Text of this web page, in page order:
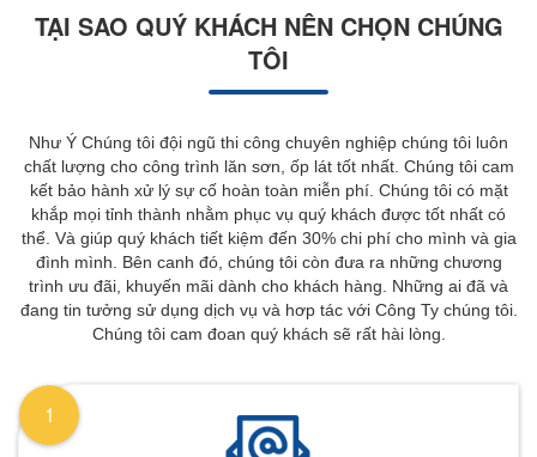
TẠI SAO QUÝ KHÁCH NÊN CHỌN CHÚNG
TÔI
Như Ý Chúng tôi đội ngũ thi công chuyên nghiệp chúng tôi luôn
chất lượng cho công trình lăn sơn, ốp lát tốt nhất. Chúng tôi cam
kết bảo hành xử lý sự cố hoàn toàn miễn phí. Chúng tôi có mặt
khắp mọi tỉnh thành nhằm phục vụ quý khách được tốt nhất có
thể. Và giúp quý khách tiết kiệm đến 30% chi phí cho mình và gia
đình mình. Bên canh đó, chúng tôi còn đưa ra những chương
trình ưu đãi, khuyến mãi dành cho khách hàng. Những ai đã và
đang tin tưởng sử dụng dịch vụ và hơp tác với Công Ty chúng tôi.
Chúng tôi cam đoan quý khách sẽ rất hài lòng.
1